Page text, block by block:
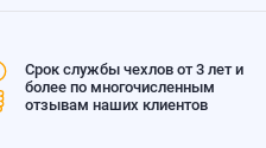
Срок службы чехлов от 3 лет и
более по многочисленным
отзывам наших клиентов